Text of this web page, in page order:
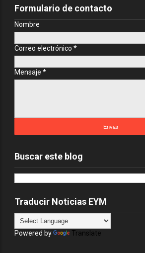
Formulario de contacto
Nombre
Correo electrónico *
Mensaje *
Buscar este blog
Traducir Noticias EYM
Powered by Translate